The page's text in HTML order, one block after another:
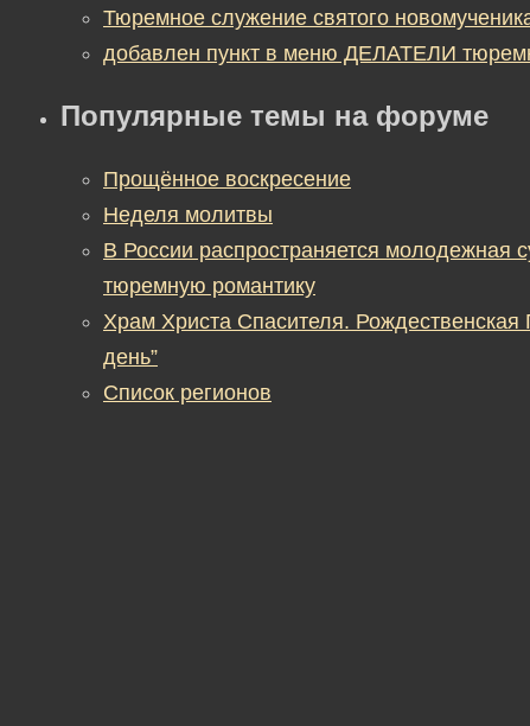
Тюремное служение святого
добавлен пункт в меню ДЕЛАТЕЛИ
Популярные темы на форуме
Прощённое воскресение
Неделя молитвы
В России распространяется молодежная
тюремную романтику
Храм Христа Спасителя.
день”
Список регионов